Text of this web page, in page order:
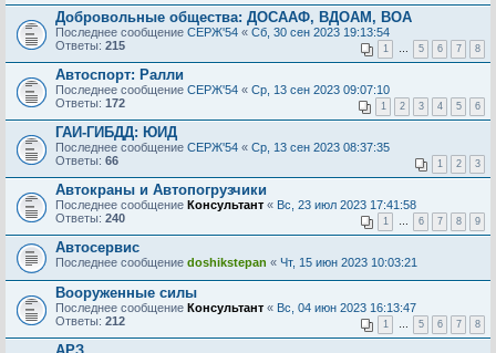
Добровольные общества: ДОСААФ, ВДОАМ, ВОА
Последнее сообщение СЕРЖ'54 « Сб, 30 сен 2023 19:13:54
Ответы: 215 1 … 5 6 7 8
Автоспорт: Ралли
Последнее сообщение СЕРЖ'54 « Ср, 13 сен 2023 09:07:10
Ответы: 172 1 2 3 4 5 6
ГАИ-ГИБДД: ЮИД
Последнее сообщение СЕРЖ'54 « Ср, 13 сен 2023 08:37:35
Ответы: 66 1 2 3
Автокраны и Автопогрузчики
Последнее сообщение Консультант « Вс, 23 июл 2023 17:41:58
Ответы: 240 1 … 6 7 8 9
Автосервис
Последнее сообщение doshikstepan « Чт, 15 июн 2023 10:03:21
Вооруженные силы
Последнее сообщение Консультант « Вс, 04 июн 2023 16:13:47
Ответы: 212 1 … 5 6 7 8